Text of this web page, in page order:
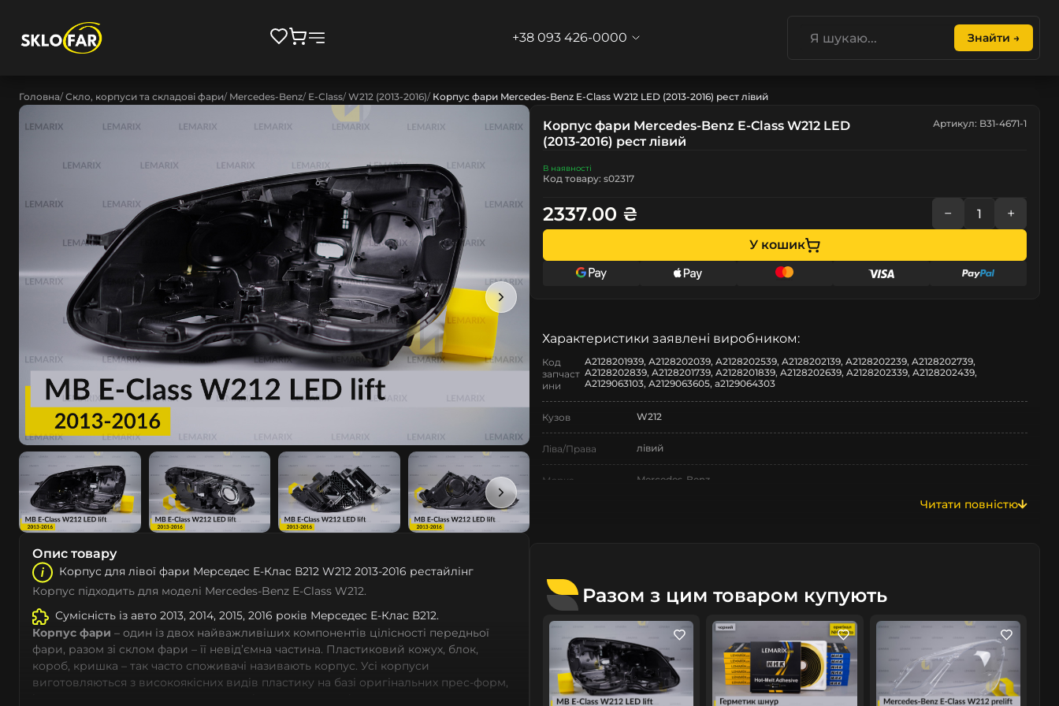
+38 093 426-0000 Знайти →
Головна Скло, корпуси та складові фари Mercedes-Benz E-Class W212 (2013-2016) Корпус фари Mercedes-Benz E-Class W212 LED (2013-2016) рест лівий
Опис товару
Корпус для лівої фари Мeрceдec Е-Клас В212 W212 2013-2016 рестайлінг
Корпус підходить для моделі Mercedes-Benz E-Class W212.
Сумісність із авто 2013, 2014, 2015, 2016 років Мeрceдec Е-Клас В212.
Корпус фари – один із двох найважливіших компонентів цілісності передньої
фари, разом зі склом фари – її невід’ємна частина. Пластиковий кожух, блок,
короб, кришка – так часто споживачі називають корпус. Усі корпуси
виготовляються з високоякісних видів пластику на базі оригінальних прес-форм,
Корпус фари Mercedes-Benz E-Class W212 LED
(2013-2016) рест лівий
Артикул: B31-4671-1
В наявності
Код товару: s02317
2337.00 ₴ − +
У кошик
Характеристики заявлені виробником:
Код
запчаст
ини
A2128201939, A2128202039, A2128202539, A2128202139, A2128202239, A2128202739,
A2128202839, A2128201739, A2128201839, A2128202639, A2128202339, A2128202439,
A2129063103, A2129063605, a2129064303
Кузов W212
Ліва/Права лівий
Марка Mercedes-Benz
Покоління IV покоління
Рік випуску 2013-2016
Рестайлінг/
Дорестайлінг
рестайлінг
Читати повністю
Разом з цим товаром купують